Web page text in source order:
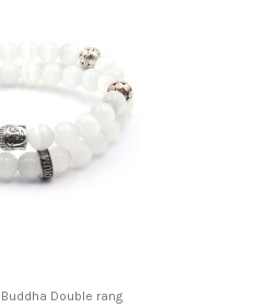
Double rang